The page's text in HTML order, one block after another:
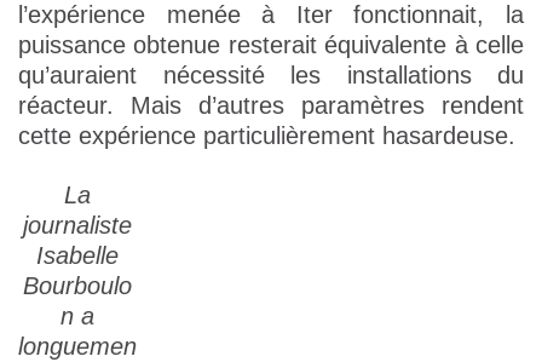
l’expérience menée à Iter fonctionnait, la
puissance obtenue resterait équivalente à celle
qu’auraient nécessité les installations du
réacteur. Mais d’autres paramètres rendent
cette expérience particulièrement hasardeuse.
La
journaliste
Isabelle
Bourboulo
n a
longuemen